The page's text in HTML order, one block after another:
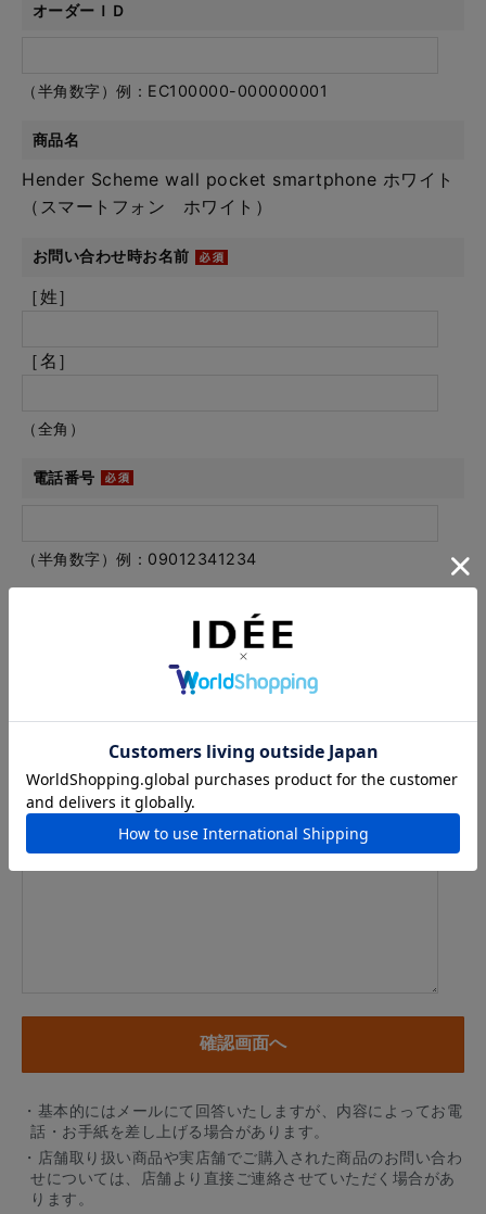
オーダーＩＤ
（半角数字）例：EC100000-000000001
商品名
Hender Scheme wall pocket smartphone ホワイト
（スマートフォン ホワイト）
お問い合わせ時お名前
［姓］
［名］
（全角）
電話番号
（半角数字）例：09012341234
例：info@example.com
※「.@ (@の前にドット)」、「.. (ドット2つ)」を含むメール
アドレスはご利用いただけません
内容
※商品に関するお問い合わせ、納期・お届けに関するお問い合
わせの場合には、お住まいの都道府県を必ずご記入ください。
・基本的にはメールにて回答いたしますが、内容によってお電
話・お手紙を差し上げる場合があります。
・店舗取り扱い商品や実店舗でご購入された商品のお問い合わ
せについては、店舗より直接ご連絡させていただく場合があ
ります。